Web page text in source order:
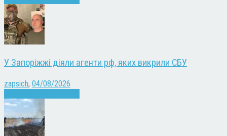
У Запоріжжі діяли агенти рф, яких викрили СБУ
zapsich, 04/08/2026